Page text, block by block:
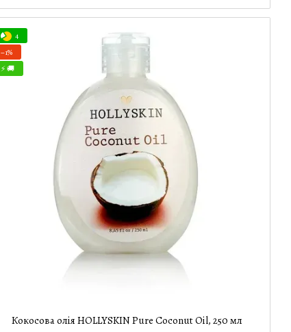
4
−1%
⚡ 🚚
Кокосова олія HOLLYSKIN Pure Coconut Oil, 250 мл